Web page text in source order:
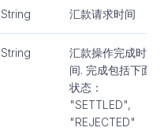
String 汇款请求时间
String
汇款操作完成时
间. 完成包括下面
状态：
"SETTLED",
"REJECTED"